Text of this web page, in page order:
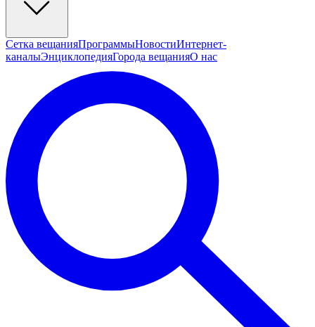
Сетка вещанияПрограммыНовостиИнтернет-
каналыЭнциклопедияГорода вещанияО нас